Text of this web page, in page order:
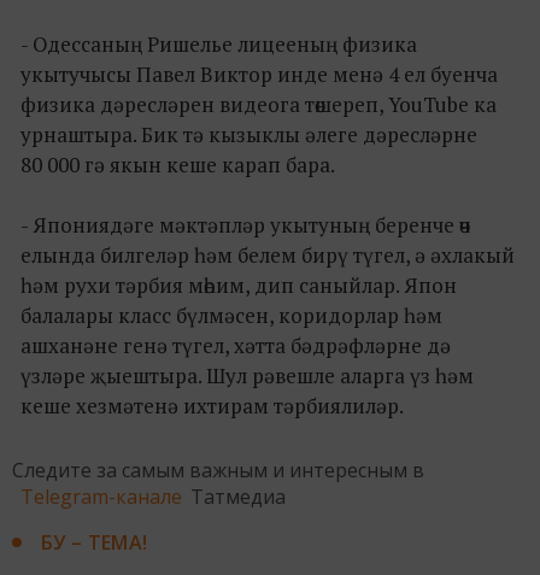
- Одессаның Ришелье лицееның физика
укытучысы Павел Виктор инде менә 4 ел буенча
физика дәресләрен видеога төшереп, YouTube ка
урнаштыра. Бик тә кызыклы әлеге дәресләрне
80 000 гә якын кеше карап бара.
- Япониядәге мәктәпләр укытуның беренче өч
елында билгеләр һәм белем бирү түгел, ә әхлакый
һәм рухи тәрбия мөһим, дип саныйлар. Япон
балалары класс бүлмәсен, коридорлар һәм
ашханәне генә түгел, хәтта бәдрәфләрне дә
үзләре җыештыра. Шул рәвешле аларга үз һәм
кеше хезмәтенә ихтирам тәрбиялиләр.
Следите за самым важным и интересным в
Telegram-канале Татмедиа
БУ – ТЕМА!